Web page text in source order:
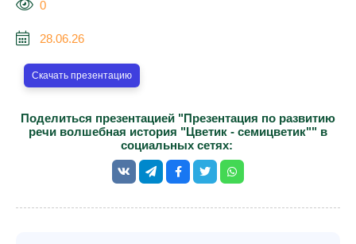
0
28.06.26
Скачать презентацию
Поделиться презентацией "Презентация по развитию
речи волшебная история "Цветик - семицветик"" в
социальных сетях: